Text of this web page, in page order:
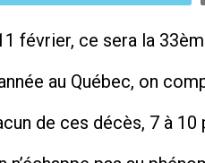
février, ce sera la
au Québec, on
de ces décès, 7 à